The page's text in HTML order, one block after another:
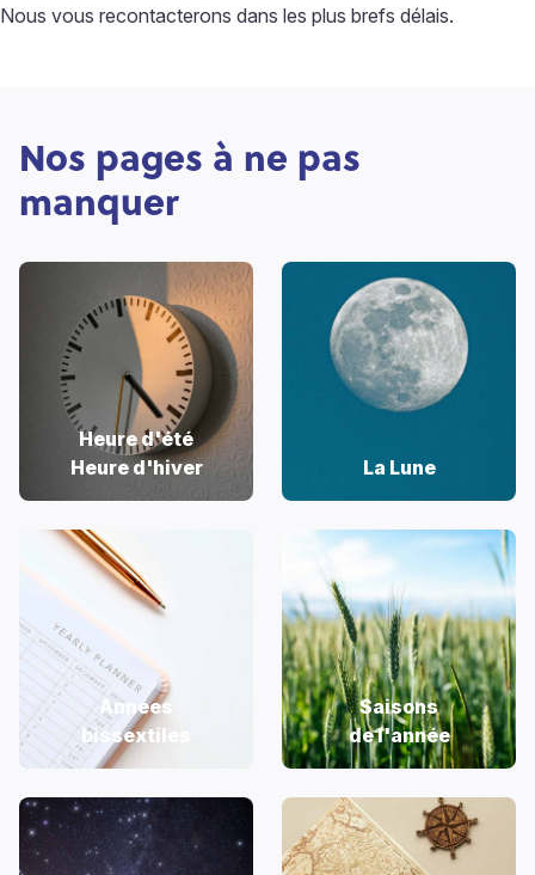
Nous vous recontacterons dans les plus brefs délais.
Nos pages à ne pas
manquer
Heure d'été
Heure d'hiver
La Lune
Années
bissextiles
Saisons
de l'année